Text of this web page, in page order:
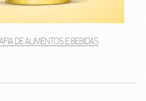
DE ALIMENTOS E BEBIDAS